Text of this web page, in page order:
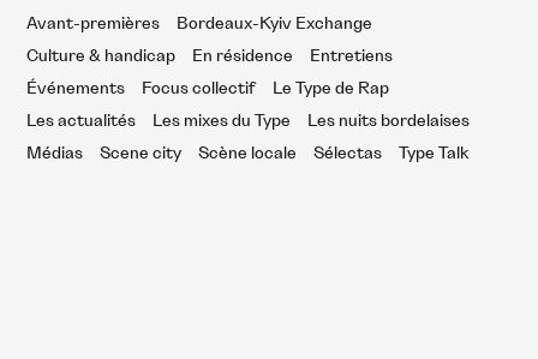
Avant-premières
Bordeaux-Kyiv Exchange
Culture & handicap
En résidence
Entretiens
Événements
Focus collectif
Le Type de Rap
Les actualités
Les mixes du Type
Les nuits bordelaises
Médias
Scene city Scène locale Sélectas Type Talk